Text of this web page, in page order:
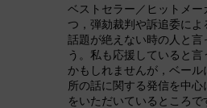
ベストセラー／ヒットメー
つ，弾劾裁判や訴追委に
話題が絶えない時の人と言
う。私も応援していると
かもしれませんが，ベール
所の話に関する発信を中心
をいただいているところで